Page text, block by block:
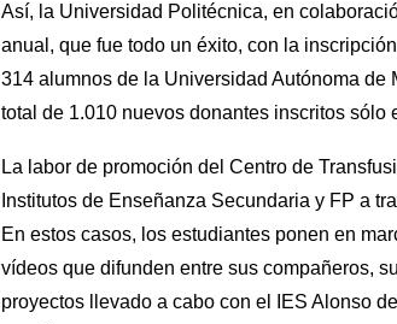
Así, la Universidad Politécnica, en
anual, que fue todo un éxito, con la
314 alumnos de la Universidad Autónoma
total de 1.010 nuevos donantes inscritos sólo
La labor de promoción del Centro de
Institutos de Enseñanza Secundaria y FP a
En estos casos, los estudiantes ponen en
vídeos que difunden entre sus compañeros,
proyectos llevado a cabo con el IES Alonso